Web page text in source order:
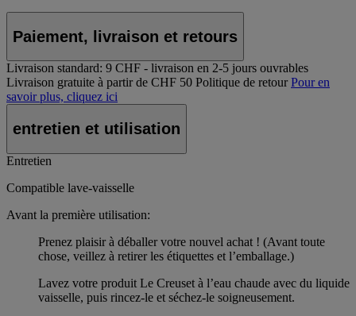
Paiement, livraison et retours
Livraison standard: 9 CHF - livraison en 2-5 jours ouvrables
Livraison gratuite à partir de CHF 50 Politique de retour Pour en
savoir plus, cliquez ici
entretien et utilisation
Entretien
Compatible lave-vaisselle
Avant la première utilisation:
Prenez plaisir à déballer votre nouvel achat ! (Avant toute
chose, veillez à retirer les étiquettes et l’emballage.)
Lavez votre produit Le Creuset à l’eau chaude avec du liquide
vaisselle, puis rincez-le et séchez-le soigneusement.